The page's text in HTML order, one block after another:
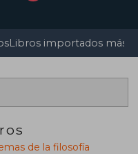
Libros importados más
de la filosofía